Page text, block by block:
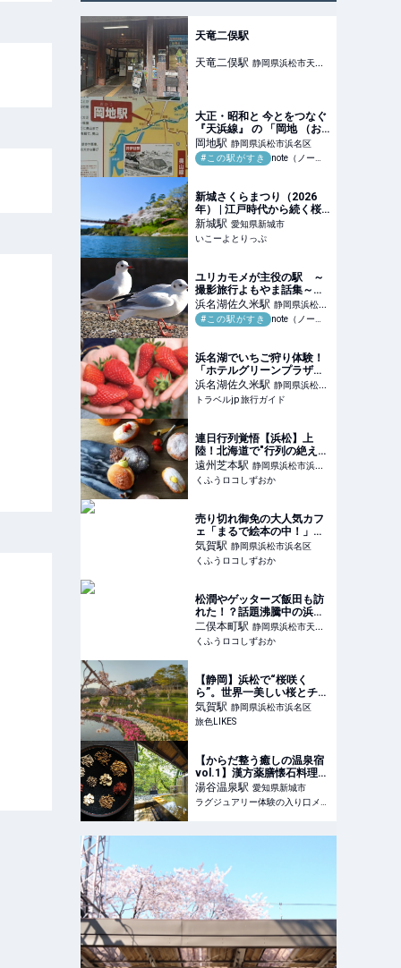
天竜二俣駅
天竜二俣駅 静岡県浜松市天竜
大正・昭和と 今とをつなぐ
『天浜線』 の 「岡地 （お
かじ）」駅｜つるかめ
岡地駅 静岡県浜松市浜名区
#この駅がすき
note（ノート）
新城さくらまつり（2026
年） | 江戸時代から続く桜
の名所で春を満喫！愛知県
新城市「新城さくらまつ
り」開催情報 | 愛知県新城
新城駅 愛知県新城市
いこーよとりっぷ
ユリカモメが主役の駅 ～
撮影旅行よもやま話集～｜
綺麗な風景写真が撮りたい
浜名湖佐久米駅 静岡県浜松市
浜名区
#この駅がすき note（ノート）
浜名湖でいちご狩り体験！
「ホテルグリーンプラザ浜
名湖」の特別プラン | 静岡
県 | トラベルjp 旅行ガイド
浜名湖佐久米駅 静岡県浜松市
浜名区
トラベルjp 旅行ガイド
連日行列覚悟【浜松】上
陸！北海道で"行列の絶えな
い"生ドーナツ専門店【新店
情報】『MILK DO dore
iku?』4/18（木）オープ
遠州芝本駅 静岡県浜松市浜名
区
くふうロコしずおか
売り切れ御免の大人気カフ
ェ「まるで絵本の中！」で
頂く絶品スープカレーとフ
レンチトースト【Fond
Cafe】浜松に行ったら行か
おか
気賀駅 静岡県浜松市浜名区
くふうロコしずおか
松潤やゲッターズ飯田も訪
れた！？話題沸騰中の浜松
のパワースポット『光明山
光明寺』駐車場やアクセ
ス・ご利益をご紹介【2024
か
二俣本町駅 静岡県浜松市天竜
区
くふうロコしずおか
【静岡】浜松で“桜咲く
ら”。世界一美しい桜とチュ
ーリップの庭園へ（魔女宅
のパン屋へも寄り道）｜旅
気賀駅 静岡県浜松市浜名区
旅色LIKES
【からだ整う癒しの温泉宿
vol.1】漢方薬膳懐石料理と
源泉かけ流しの名湯で心身
を整える｜湯谷温泉 「はづ
木」
湯谷温泉駅 愛知県新城市
ラグジュアリー体験の入り口メディア